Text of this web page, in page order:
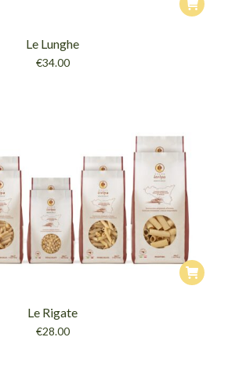
Le Lunghe
€34.00
Le Rigate
€28.00